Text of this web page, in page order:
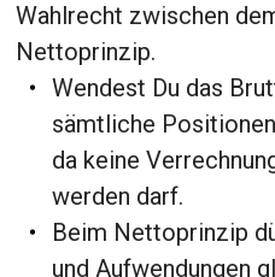
Wahlrecht zwischen
Nettoprinzip.
Wendest Du das
sämtliche
da keine
werden darf.
Beim Nettoprinzip
und Aufwendungen